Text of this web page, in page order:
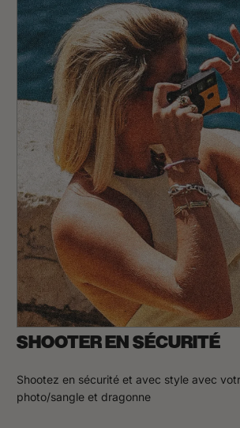
SHOOTER EN SÉCURITÉ
Shootez en sécurité et avec style avec
photo/sangle et dragonne